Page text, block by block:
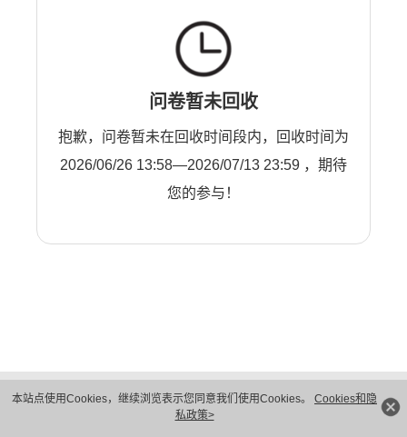
本站点使用Cookies，继续浏览表示您同意我们使用Cookies。 Cookies和隐
私政策>
问卷暂未回收
抱歉，问卷暂未在回收时间段内，回收时间为
2026/06/26 13:58—2026/07/13 23:59 ，期待
您的参与！
隐私保护
法律声明